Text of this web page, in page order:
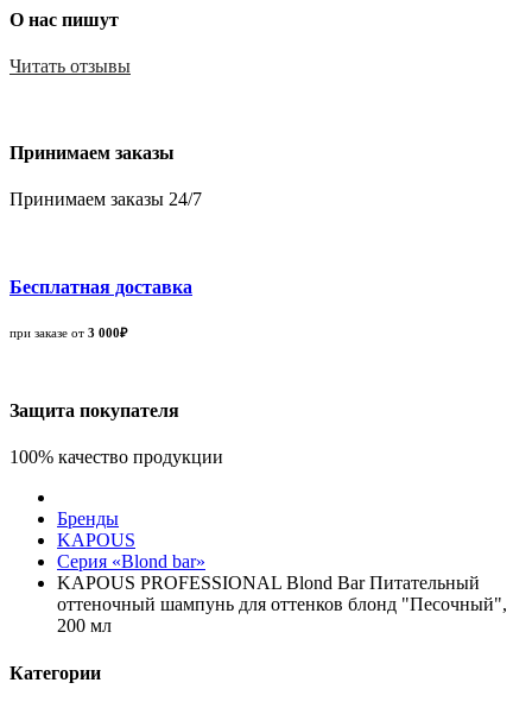
О нас пишут
Читать отзывы
Принимаем заказы
Принимаем заказы 24/7
Бесплатная доставка
при заказе от 3 000₽
Защита покупателя
100% качество продукции
Бренды
KAPOUS
Серия «Blond bar»
KAPOUS PROFESSIONAL Blond Bar Питательный
оттеночный шампунь для оттенков блонд "Песочный",
200 мл
Категории